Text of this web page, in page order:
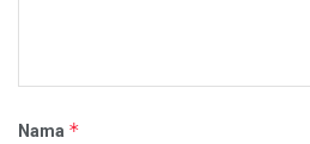
Nama *